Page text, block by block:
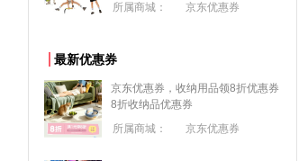
所属商城：
京东优惠券
最新优惠券
京东优惠券，收纳用品领8折优惠券
8折收纳品优惠券
所属商城：
京东优惠券